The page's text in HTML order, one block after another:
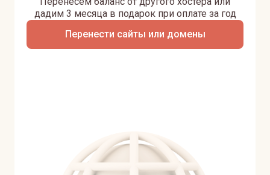
Перенести сайты или домены
дадим 3 месяца в подарок при оплате за год